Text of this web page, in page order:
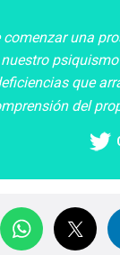
comenzar una
que
del